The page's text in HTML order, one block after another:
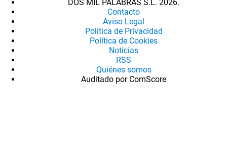
DOS MIL PALABRAS S.L. 2026.
Contacto
Aviso Legal
Política de Privacidad
Política de Cookies
Noticias
RSS
Quiénes somos
Auditado por ComScore